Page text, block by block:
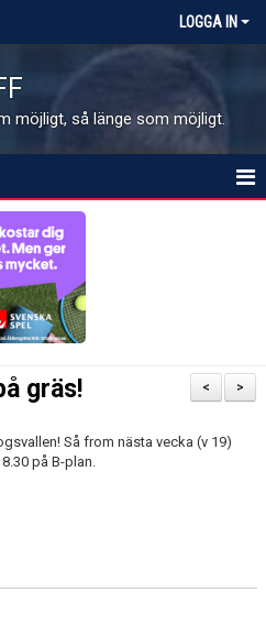
LOGGA IN
möjligt, så länge som möjligt.
>
<
gräs!
Så from nästa vecka (v 19)
på B-plan.